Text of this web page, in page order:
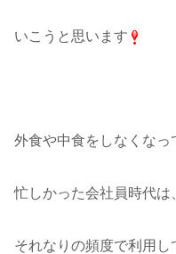
いこうと思います
外食や中食をしなくなっ
忙しかった会社員時代は
それなりの頻度で利用し